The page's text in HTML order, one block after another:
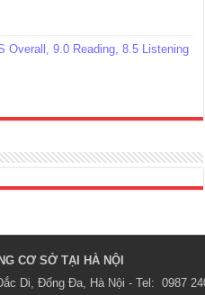
Overall, 9.0 Reading, 8.5 Listening
CƠ SỞ TẠI HÀ NỘI
Di, Đống Đa, Hà Nội - Tel:  0987